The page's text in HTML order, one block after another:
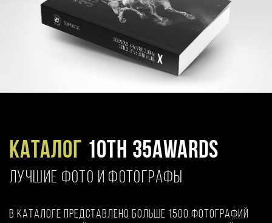
Каталог 10TH 35AWARDS
ЛУЧШИЕ ФОТО И ФОТОГРАФЫ
В каталоге представлено больше 1500 фотографий